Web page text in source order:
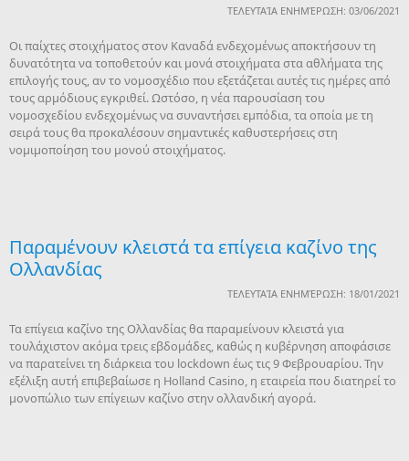
ΤΕΛΕΥΤΑΊΑ ΕΝΗΜΈΡΩΣΗ: 03/06/2021
Οι παίχτες στοιχήματος στον Καναδά ενδεχομένως αποκτήσουν τη
δυνατότητα να τοποθετούν και μονά στοιχήματα στα αθλήματα της
επιλογής τους, αν το νομοσχέδιο που εξετάζεται αυτές τις ημέρες από
τους αρμόδιους εγκριθεί. Ωστόσο, η νέα παρουσίαση του
νομοσχεδίου ενδεχομένως να συναντήσει εμπόδια, τα οποία με τη
σειρά τους θα προκαλέσουν σημαντικές καθυστερήσεις στη
νομιμοποίηση του μονού στοιχήματος.
Παραμένουν κλειστά τα επίγεια καζίνο της
Ολλανδίας
ΤΕΛΕΥΤΑΊΑ ΕΝΗΜΈΡΩΣΗ: 18/01/2021
Τα επίγεια καζίνο της Ολλανδίας θα παραμείνουν κλειστά για
τουλάχιστον ακόμα τρεις εβδομάδες, καθώς η κυβέρνηση αποφάσισε
να παρατείνει τη διάρκεια του lockdown έως τις 9 Φεβρουαρίου. Την
εξέλιξη αυτή επιβεβαίωσε η Holland Casino, η εταιρεία που διατηρεί το
μονοπώλιο των επίγειων καζίνο στην ολλανδική αγορά.